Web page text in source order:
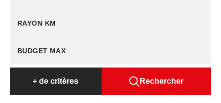
RAYON KM
+ de critères Rechercher